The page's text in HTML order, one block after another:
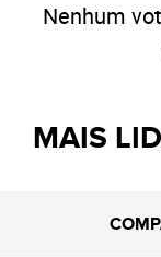
Nenhum
MAIS